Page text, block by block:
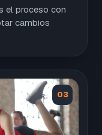
el proceso con
cambios
03